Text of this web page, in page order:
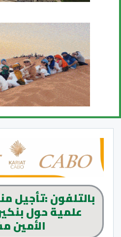
بالتلفون :تأجيل
علمية حول
الأمين